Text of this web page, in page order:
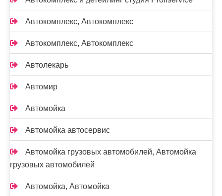
Автокомплекс, Автокомплекс
Автокомплекс, Автокомплекс
Автолекарь
Автомир
Автомойка
Автомойка автосервис
Автомойка грузовых автомобилей, Автомойка
грузовых автомобилей
Автомойка, Автомойка